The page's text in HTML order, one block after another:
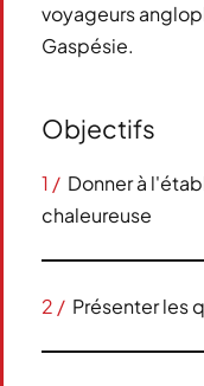
voyageurs
Gaspésie.
Objectifs
1 / Donner à
chaleureuse
2 / Présenter les